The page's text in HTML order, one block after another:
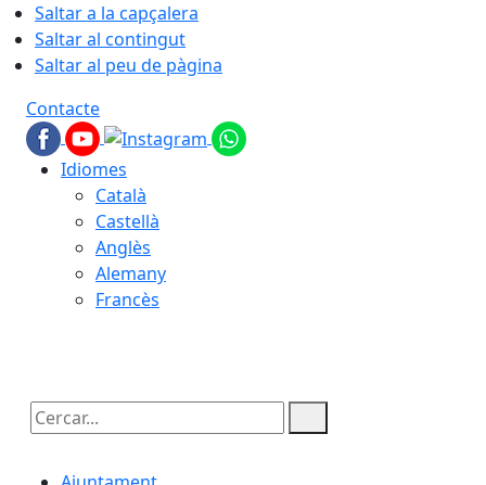
Saltar a la capçalera
Saltar al contingut
Saltar al peu de pàgina
Contacte
Idiomes
Català
Castellà
Anglès
Alemany
Francès
Cercar: